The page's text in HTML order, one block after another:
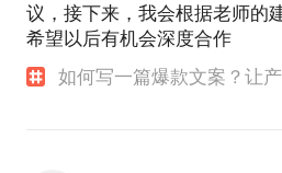
议，接下来，我会根据老师的
希望以后有机会深度合作
如何写一篇爆款文案？让